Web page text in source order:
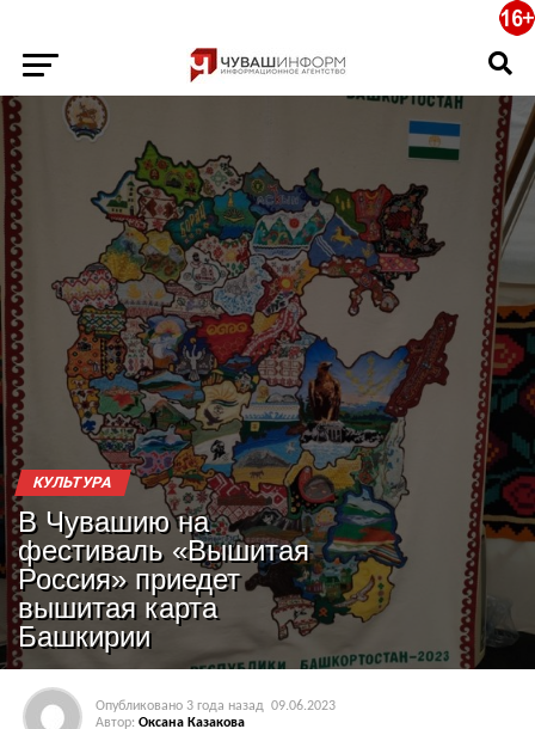
КУЛЬТУРА
В Чувашию на
фестиваль «Вышитая
Россия» приедет
вышитая карта
Башкирии
Опубликовано 3 года назад 09.06.2023
Автор: Оксана Казакова